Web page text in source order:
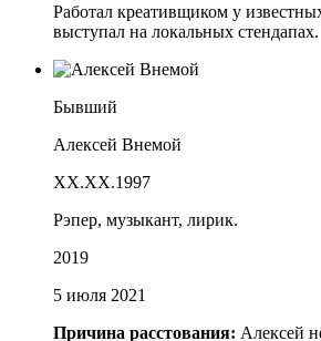
Работал креативщиком у
выступал на локальных стендапах.
Бывший
Алексей Внемой
ХХ.ХХ.1997
Рэпер, музыкант, лирик.
2019
5 июля 2021
Причина расстования: Алексей